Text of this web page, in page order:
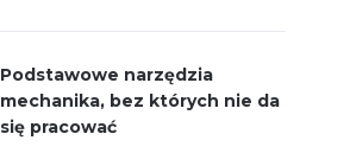
Podstawowe narzędzia
mechanika, bez których nie da
się pracować